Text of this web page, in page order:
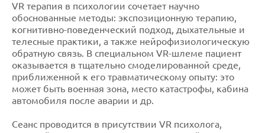
VR терапия в психологии сочетает научно
обоснованные методы: экспозиционную терапию,
когнитивно-поведенческий подход, дыхательные и
телесные практики, а также нейрофизиологическую
обратную связь. В специальном VR-шлеме пациент
оказывается в тщательно смоделированной среде,
приближенной к его травматическому опыту: это
может быть военная зона, место катастрофы, кабина
автомобиля после аварии и др.
Сеанс проводится в присутствии VR психолога,